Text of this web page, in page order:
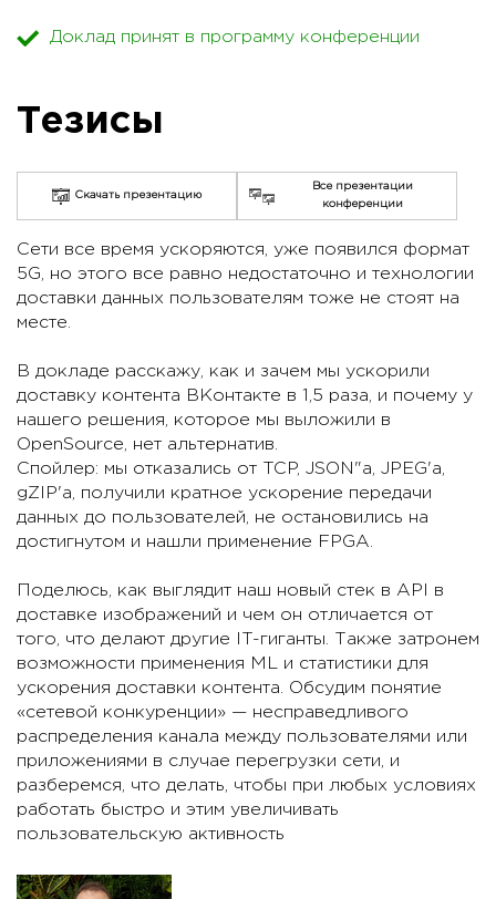
Доклад принят в программу конференции
Тезисы
Скачать презентацию
Все презентации
конференции
Сети все время ускоряются, уже появился формат
5G, но этого все равно недостаточно и технологии
доставки данных пользователям тоже не стоят на
месте.
В докладе расскажу, как и зачем мы ускорили
доставку контента ВКонтакте в 1,5 раза, и почему у
нашего решения, которое мы выложили в
OpenSource, нет альтернатив.
Спойлер: мы отказались от TCP, JSON"а, JPEG'а,
gZIP'а, получили кратное ускорение передачи
данных до пользователей, не остановились на
достигнутом и нашли применение FPGA.
Поделюсь, как выглядит наш новый стек в API в
доставке изображений и чем он отличается от
того, что делают другие IT-гиганты. Также затронем
возможности применения ML и статистики для
ускорения доставки контента. Обсудим понятие
«сетевой конкуренции» — несправедливого
распределения канала между пользователями или
приложениями в случае перегрузки сети, и
разберемся, что делать, чтобы при любых условиях
работать быстро и этим увеличивать
пользовательскую активность